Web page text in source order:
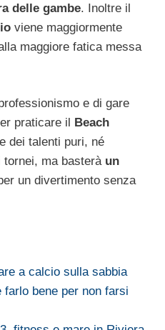
delle gambe. Inoltre il
viene maggiormente
maggiore fatica messa
e di gare
praticare il
Beach
dei talenti puri, né
tornei, ma basteràun
un divertimento senza
a calcio sulla sabbia
farlo bene per non farsi